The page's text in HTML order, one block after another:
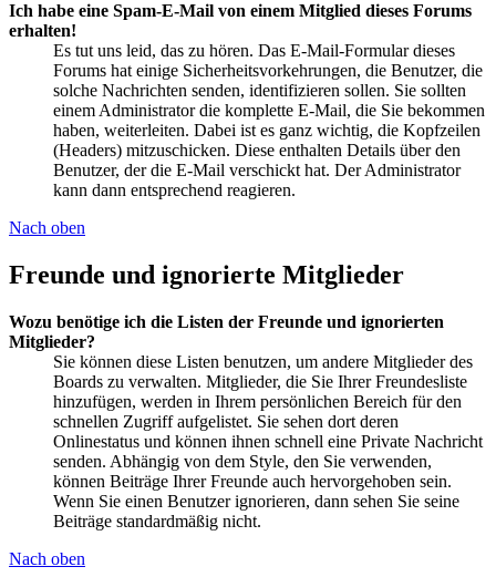
Ich habe eine Spam-E-Mail von einem Mitglied dieses Forums
erhalten!
Es tut uns leid, das zu hören. Das E-Mail-Formular dieses
Forums hat einige Sicherheitsvorkehrungen, die Benutzer, die
solche Nachrichten senden, identifizieren sollen. Sie sollten
einem Administrator die komplette E-Mail, die Sie bekommen
haben, weiterleiten. Dabei ist es ganz wichtig, die Kopfzeilen
(Headers) mitzuschicken. Diese enthalten Details über den
Benutzer, der die E-Mail verschickt hat. Der Administrator
kann dann entsprechend reagieren.
Nach oben
Freunde und ignorierte Mitglieder
Wozu benötige ich die Listen der Freunde und ignorierten
Mitglieder?
Sie können diese Listen benutzen, um andere Mitglieder des
Boards zu verwalten. Mitglieder, die Sie Ihrer Freundesliste
hinzufügen, werden in Ihrem persönlichen Bereich für den
schnellen Zugriff aufgelistet. Sie sehen dort deren
Onlinestatus und können ihnen schnell eine Private Nachricht
senden. Abhängig von dem Style, den Sie verwenden,
können Beiträge Ihrer Freunde auch hervorgehoben sein.
Wenn Sie einen Benutzer ignorieren, dann sehen Sie seine
Beiträge standardmäßig nicht.
Nach oben